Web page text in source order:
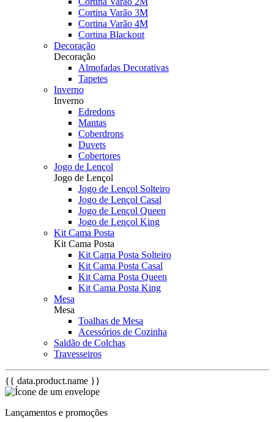
Cortina Varão 3M
Cortina Varão 4M
Cortina Blackout
Decoração
Decoração
Almofadas Decorativas
Tapetes
Inverno
Inverno
Edredons
Mantas
Coberdrons
Duvets
Cobertores
Jogo de Lençol
Jogo de Lençol
Jogo de Lençol Solteiro
Jogo de Lençol Casal
Jogo de Lençol Queen
Jogo de Lençol King
Kit Cama Posta
Kit Cama Posta
Kit Cama Posta Solteiro
Kit Cama Posta Casal
Kit Cama Posta Queen
Kit Cama Posta King
Mesa
Mesa
Toalhas de Mesa
Acessórios de Cozinha
Saldão de Colchas
Travesseiros
{{ data.product.name }}
Lançamentos e promoções